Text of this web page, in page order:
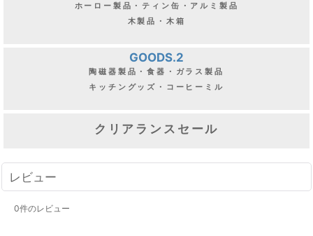
ホーロー製品・ティン缶・アルミ製品
木製品・木箱
GOODS.2
陶磁器製品・食器・ガラス製品
キッチングッズ・コーヒーミル
クリアランスセール
レビュー
0件のレビュー